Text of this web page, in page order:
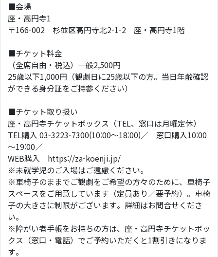
■会場
座・高円寺1
〒166-002 杉並区高円寺北2-1-2 座・高円寺1階
■チケット料金
（全席自由・税込）一般2,500円
25歳以下1,000円（観劇日に25歳以下の方。当日年齢確認
ができる身分証をご持参ください）
■チケット取り扱い
座・高円寺チケットボックス（TEL、窓口は月曜定休）
TEL購入 03-3223-7300(10:00～18:00)／ 窓口購入10:00
～19:00／
WEB購入 https://za-koenji.jp/
※未就学児のご入場はご遠慮ください。
※車椅子のままでご観劇をご希望の方々のために、車椅子
スペースをご用意しています（定員あり／要予約）。車椅
子の大きさに制限がございます。詳細はお問合せくださ
い。
※障がい者手帳をお持ちの方は、座・高円寺チケットボッ
クス（窓口・電話）でご予約いただくと1割引きになりま
す。